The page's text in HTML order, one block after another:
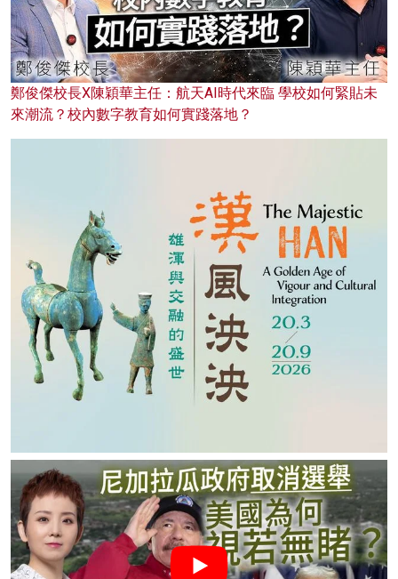
鄭俊傑校長X陳穎華主任：航天AI時代來臨 學校如何緊貼未
來潮流？校內數字教育如何實踐落地？